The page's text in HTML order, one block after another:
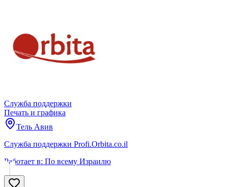
Служба поддержки
Печать и графика
Тель Авив
Служба поддержки Profi.Orbita.co.il
Работает в: По всему Израилю